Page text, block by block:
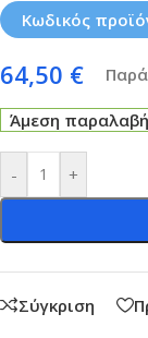
Κωδικός
64,50 €
Άμεση
- +
Σύγκριση